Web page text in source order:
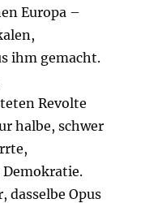
Europa –
ihm gemacht.
Revolte
halbe, schwer
dasselbe Opus